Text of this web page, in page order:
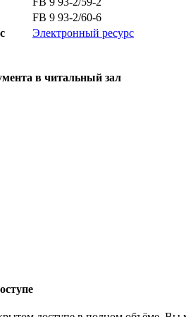
FB 9 93-2/60-6
Электронный ресурс
в читальный зал